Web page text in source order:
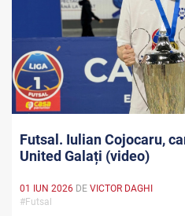
Futsal. Iulian Cojocaru,
United Galați (video)
01 IUN 2026 DE VICTOR DAGHI
#Futsal